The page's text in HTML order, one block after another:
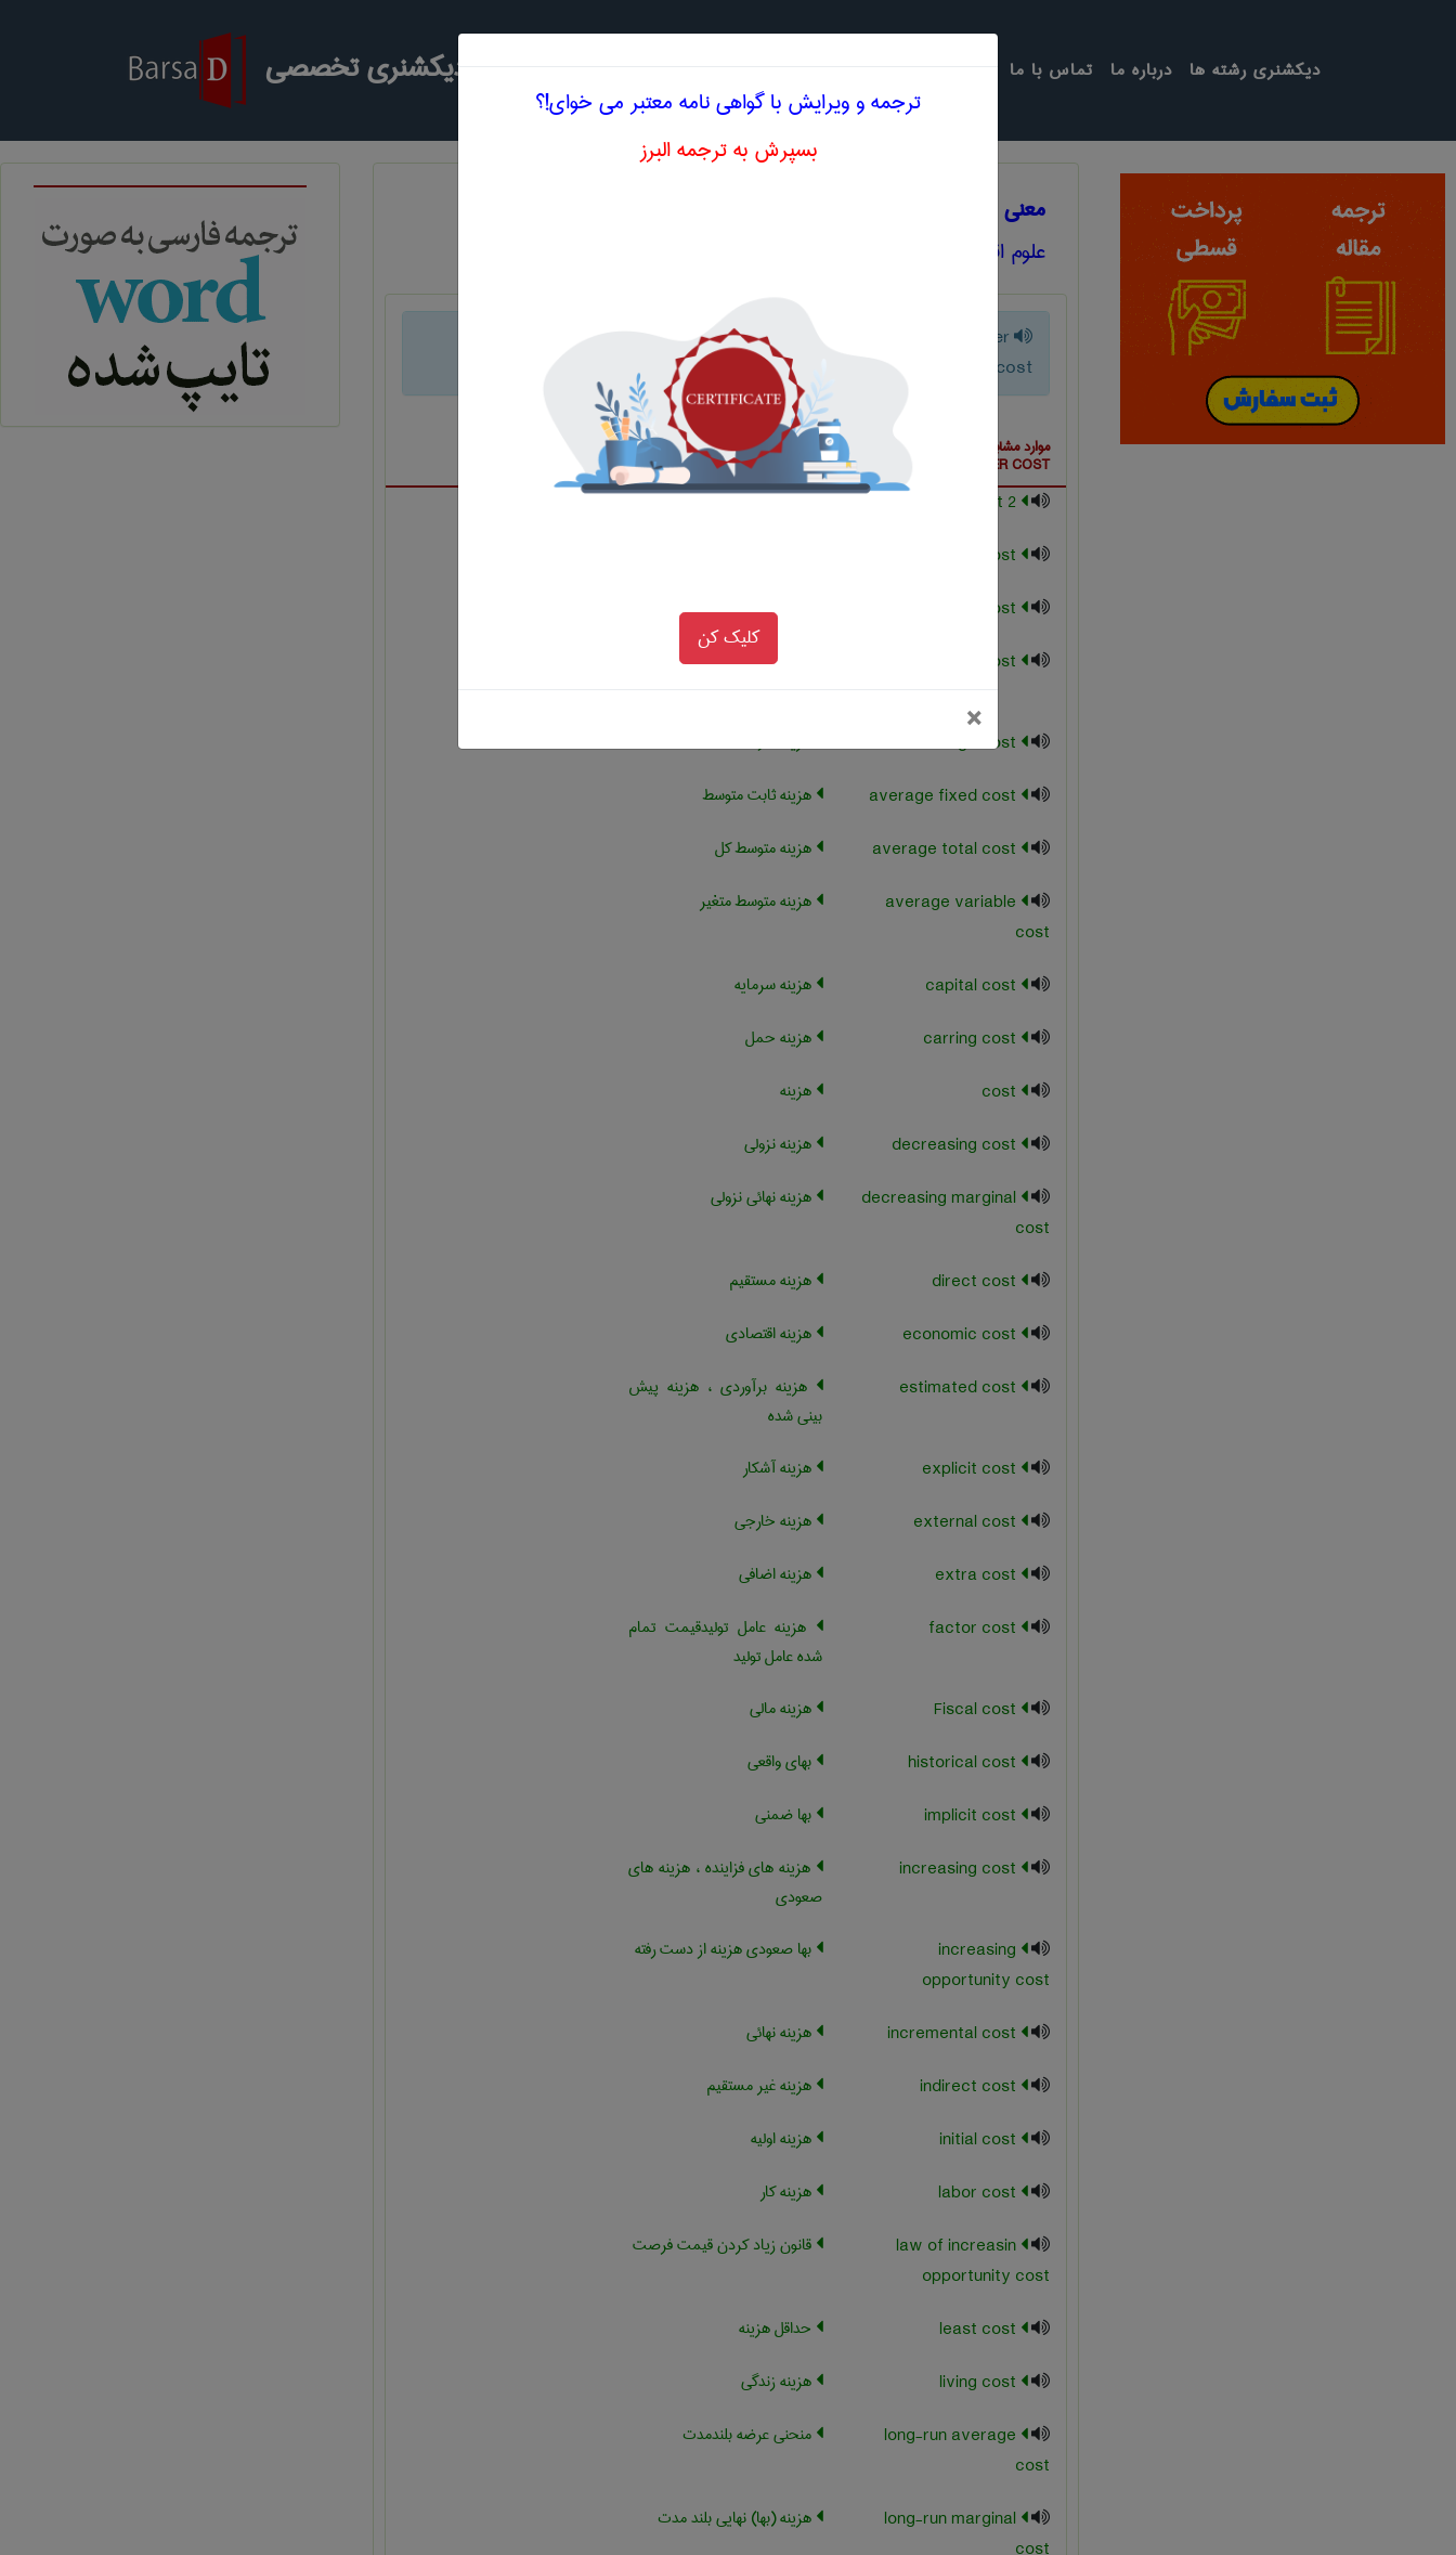
جستجو در دیکشنری تخصصی تماس با ما درباره ما دیکشنری رشته ها
معنی RATE OF RETURN OVER COST
علوم اقتصادی
rate of return over
cost
نرخ بازدهی بر هزینه سرمایه
موارد مشابه با اصطلاح تخصصی انگلیسی RATE OF RETURN
OVER COST
هزینه ی مبادله
هزینه واقعی (تمام شده)
هزینه جایگزین(منظور هزینه
هزینه متوسط
هزینه ثابت متوسط
هزینه متوسط کل
average variable
cost
هزینه متوسط متغیر
هزینه سرمایه
هزینه حمل
هزینه
هزینه نزولی
decreasing marginal
cost
هزینه نهائی نزولی
هزینه مستقیم
هزینه اقتصادی
هزینه برآوردی ، هزینه پیش
بینی شده
هزینه آشکار
هزینه خارجی
هزینه اضافی
هزینه عامل تولیدقیمت تمام
شده عامل تولید
هزینه مالی
بهای واقعی
بها ضمنی
هزینه های فزاینده ، هزینه های
صعودی
increasing
opportunity cost
بها صعودی هزینه از دست رفته
هزینه نهائی
هزینه غیر مستقیم
هزینه اولیه
هزینه کار
law of increasin
opportunity cost
قانون زیاد کردن قیمت فرصت
حداقل هزینه
هزینه زندگی
long-run average
cost
منحنی عرضه بلندمدت
long-run marginal
هزینه (بها) نهایی بلند مدت
ترجمه و ویرایش با گواهی نامه معتبر می خوای!؟
بسپرش به ترجمه البرز
کلیک کن
×بستن